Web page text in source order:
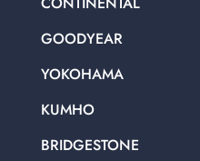
GOODYEAR
YOKOHAMA
KUMHO
BRIDGESTONE